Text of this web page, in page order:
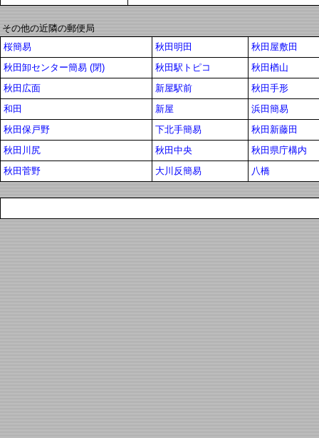
その他の近隣の郵便局
桜簡易
秋田明田
秋田屋敷田
秋田卸センター簡易 (閉)
秋田駅トピコ
秋田楢山
秋田広面
新屋駅前
秋田手形
和田
新屋
浜田簡易
秋田保戸野
下北手簡易
秋田新藤田
秋田川尻
秋田中央
秋田県庁構内
秋田菅野
大川反簡易 八橋